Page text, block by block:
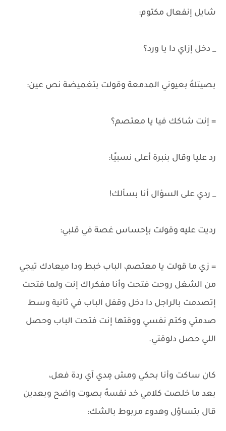
شايل إنفعال مكتوم:
_ دخل إزاي دا يا ورد؟
بصيتلهُ بعيوني المدمعة وقولت بتغميضة نص عين:
= إنت شاكك فيا يا معتصم؟
رد عليا وقال بنبرة أعلى نسبيًا:
_ ردي على السؤال أنا بسألك!
رديت عليه وقولت بإحساس غصة في قلبي:
= زي ما قولت يا معتصم، الباب خبط ودا ميعادك تيجي
من الشغل روحت فتحت وأنا مفكراك إنت ولما فتحت
إتصدمت بالراجل دا دخل وقفل الباب في ثانية وسط
صدمتي وكتم نفسي ووقتها إنت فتحت الباب وحصل
اللي حصل دلوقتي.
كان ساكت وأنا بحكي ومش مِدي آي ردة فعل،
بعد ما خلصت كلامي خد نفسهُ بصوت واضح وبعدين
قال بتساؤل وهدوء مربوط بالشك: